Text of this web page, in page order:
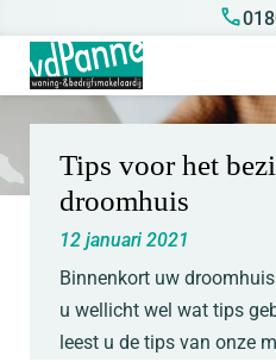
Tips voor het
droomhuis
12 januari 2021
Binnenkort uw
u wellicht wel wat tips
leest u de tips van onze